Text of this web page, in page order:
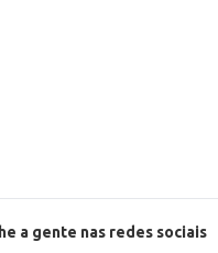
a gente nas redes sociais